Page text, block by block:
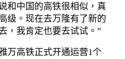
和中国的高铁很相似，真
级。现在去万隆有了新的
，我肯定也要去试试。”
万高铁正式开通运营1个